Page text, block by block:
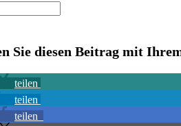
Sie diesen Beitrag mit
teilen
teilen
teilen